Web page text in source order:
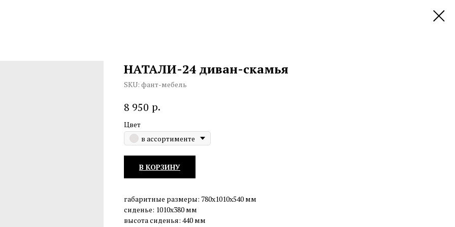
НАТАЛИ-24 диван-скамья
SKU: фант-мебель
8 950 р.
Цвет
в ассортименте
В КОРЗИНУ
габаритные размеры: 780х1010х540 мм
сиденье: 1010х380 мм
высота сиденья: 440 мм